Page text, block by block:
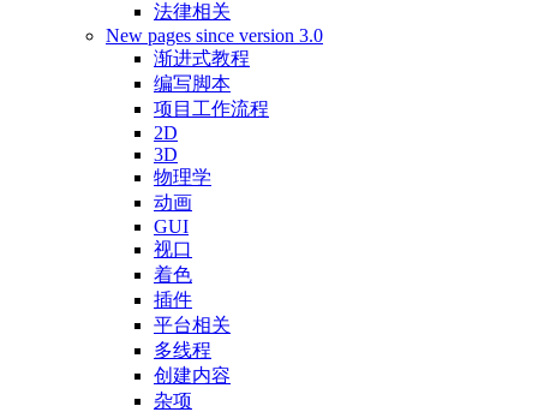
法律相关
New pages since version 3.0
渐进式教程
编写脚本
项目工作流程
2D
3D
物理学
动画
GUI
视口
着色
插件
平台相关
多线程
创建内容
杂项